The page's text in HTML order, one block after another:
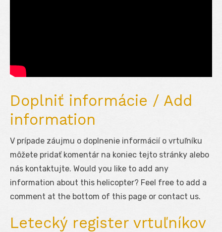
Doplniť informácie / Add
information
V prípade záujmu o doplnenie informácií o vrtuľníku
môžete pridať komentár na koniec tejto stránky alebo
nás kontaktujte. Would you like to add any
information about this helicopter? Feel free to add a
comment at the bottom of this page or contact us.
Letecký register vrtuľníkov